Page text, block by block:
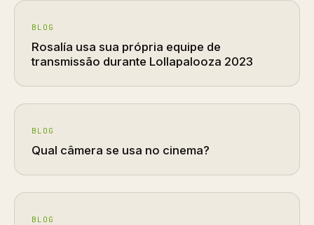
BLOG
Rosalía usa sua própria equipe de
transmissão durante Lollapalooza 2023
BLOG
Qual câmera se usa no cinema?
BLOG